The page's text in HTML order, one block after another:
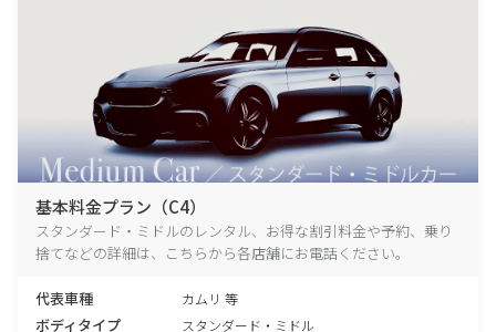
基本料金プラン（C4）
スタンダード・ミドルのレンタル、お得な割引料金や予約、乗り
捨てなどの詳細は、こちらから各店舗にお電話ください。
代表車種 カムリ 等
ボディタイプ スタンダード・ミドル